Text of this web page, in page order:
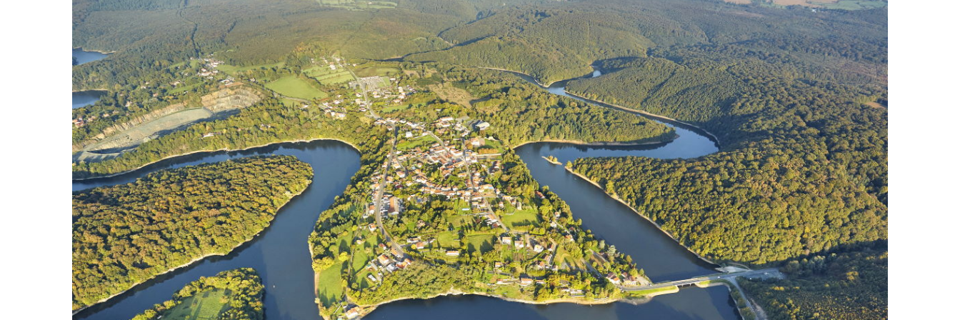
wat maakt Beaujolais Nouveau zo
speciaal
wat zijn tannines
beaujolais nouveau
tijgermuggen terrein in Frankrijk?
Warme temperaturen werken
muggen in de hand wat is het
verschil tussen gewone
muggenbeten en
tijgermuggenbeten? Welke
strategieën zijn er gepland om
tijgermuggen uit te roeien?
in-frankrijk wonen-vendee